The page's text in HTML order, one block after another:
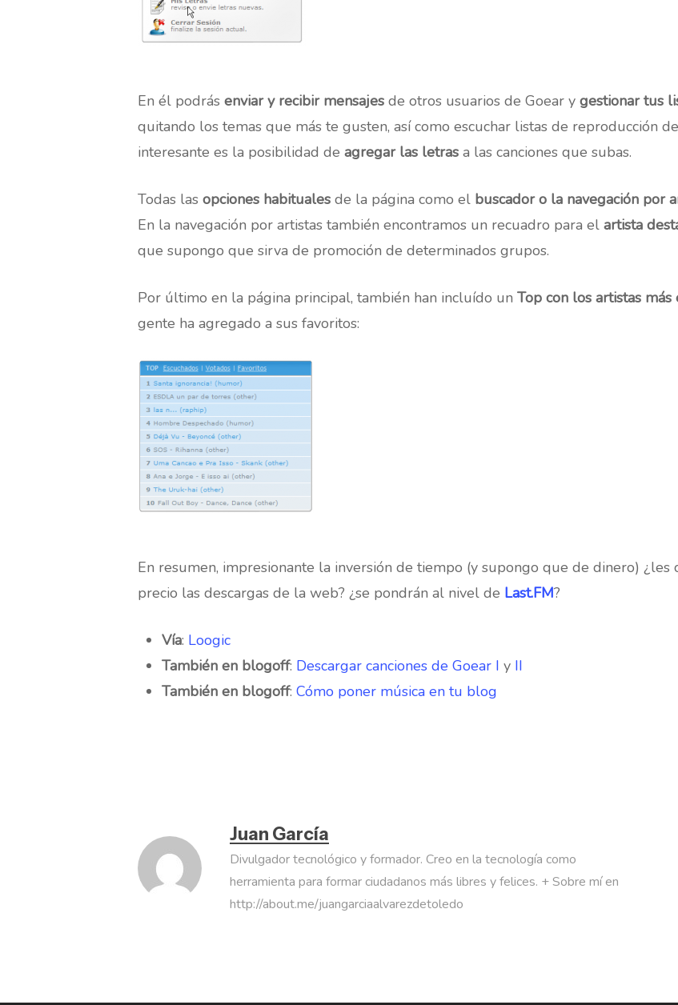
En él podrás enviar y recibir mensajes de otros usuarios de Goear y gestionar tus
quitando los temas que más te gusten, así como escuchar listas de reproducción
interesante es la posibilidad de agregar las letras a las canciones que subas.
Todas las opciones habituales de la página como el buscador o la navegación por
En la navegación por artistas también encontramos un recuadro para el artista
que supongo que sirva de promoción de determinados grupos.
Por último en la página principal, también han incluído un Top con los artistas más
gente ha agregado a sus favoritos:
En resumen, impresionante la inversión de tiempo (y supongo que de dinero) ¿les
precio las descargas de la web? ¿se pondrán al nivel de Last.FM?
Vía: Loogic
También en blogoff: Descargar canciones de Goear I y II
También en blogoff: Cómo poner música en tu blog
Juan García
Divulgador tecnológico y formador. Creo en la tecnología como
herramienta para formar ciudadanos más libres y felices. + Sobre mí en
http://about.me/juangarciaalvarezdetoledo